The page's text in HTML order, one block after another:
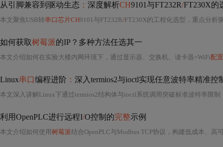
从引脚兼容到驱动生态 ： 深度解析CH9101与FT232R/FT230X的
本文聚焦USB转串口芯片CH9101与FT232R/FT230X的工程化选型，重点分析驱动生态（
如何获取树莓派的IP？多种方法任选其一
本文介绍如何在实验大楼内网环境下，通过显示器、交换机、读卡器+WiFi配置
Linux串口编程进阶 ： 深入termios2与ioctl实现任意波特率精准控
利用OpenPLC进行远程I/O控制的完整示例
本文介绍如何使用树莓派结合OpenPLC与Modbus TCP协议，构建低成本、高